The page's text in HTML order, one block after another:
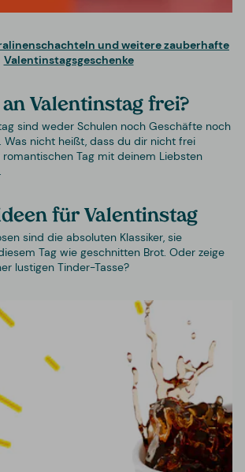
und weitere zauberhafte
Valentinstagsgeschenke
Valentinstag frei?
sind weder Schulen noch Geschäfte noch
Was nicht heißt, dass du dir nicht frei
Tag mit deinem Liebsten
für Valentinstag
sind die absoluten Klassiker, sie
Tag wie geschnitten Brot. Oder zeige
lustigen Tinder-Tasse?